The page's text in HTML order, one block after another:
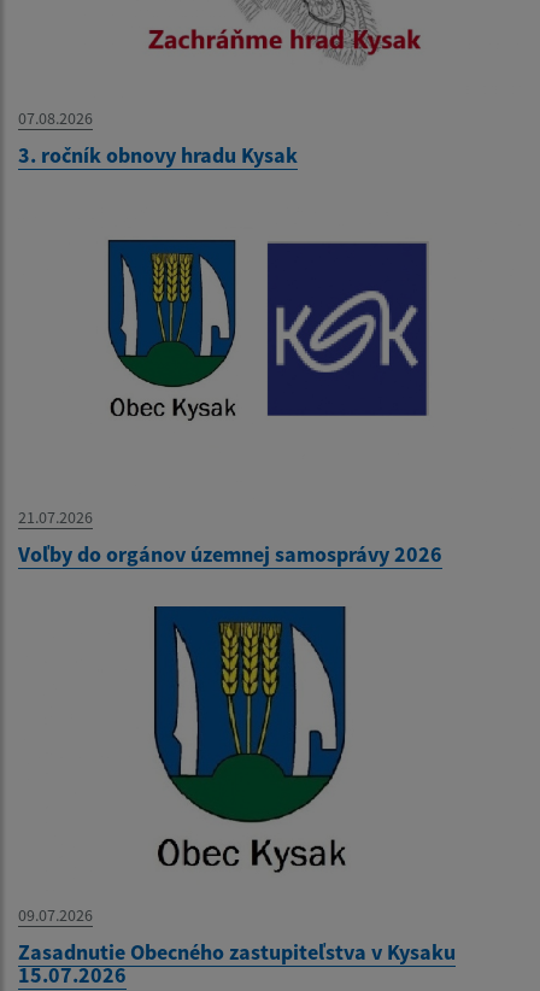
07.08.2026
3. ročník obnovy hradu Kysak
21.07.2026
Voľby do orgánov územnej samosprávy 2026
09.07.2026
Zasadnutie Obecného zastupiteľstva v Kysaku
15.07.2026